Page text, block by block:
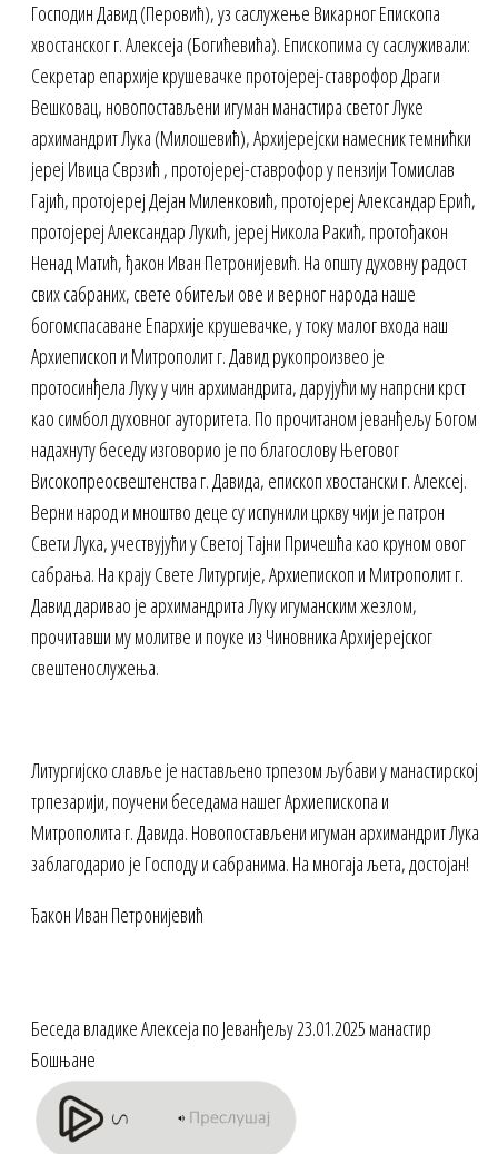
Господин Давид (Перовић), уз саслужење Викарног Епископа
хвостанског г. Алексеја (Богићевића). Епископима су саслуживали:
Секретар епархије крушевачке протојереј-ставрофор Драги
Вешковац, новопостављени игуман манастира светог Луке
архимандрит Лука (Милошевић), Архијерејски намесник темнићки
јереј Ивица Сврзић , протојереј-ставрофор у пензији Томислав
Гајић, протојереј Дејан Миленковић, протојереј Александар Ерић,
протојереј Александар Лукић, јереј Никола Ракић, протођакон
Ненад Матић, ђакон Иван Петронијевић. На општу духовну радост
свих сабраних, свете обитељи ове и верног народа наше
богомспасаване Епархије крушевачке, у току малог входа наш
Архиепископ и Митрополит г. Давид рукопроизвео је
протосинђела Луку у чин архимандрита, дарујући му напрсни крст
као симбол духовног ауторитета. По прочитаном јеванђељу Богом
надахнуту беседу изговорио је по благослову Његовог
Високопреосвештенства г. Давида, епископ хвостански г. Алексеј.
Верни народ и мноштво деце су испунили цркву чији је патрон
Свети Лука, учествујући у Светој Тајни Причешћа као круном овог
сабрања. На крају Свете Литургије, Архиепископ и Митрополит г.
Давид даривао је архимандрита Луку игуманским жезлом,
прочитавши му молитве и поуке из Чиновника Архијерејског
свештенослужења.
Литургијско славље је настављено трпезом љубави у манастирској
трпезарији, поучени беседама нашег Архиепископа и
Митрополита г. Давида. Новопостављени игуман архимандрит Лука
заблагодарио је Господу и сабранима. На многаја љета, достојан!
Ђакон Иван Петронијевић
Беседа владике Алексеја по Јеванђељу 23.01.2025 манастир
Бошњане